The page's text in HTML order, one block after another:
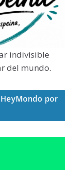
indivisible
del mundo.
por